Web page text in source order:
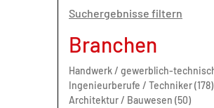
Suchergebnisse filtern
Branchen
Ingenieurberufe / Techniker (178)
Architektur / Bauwesen (50)